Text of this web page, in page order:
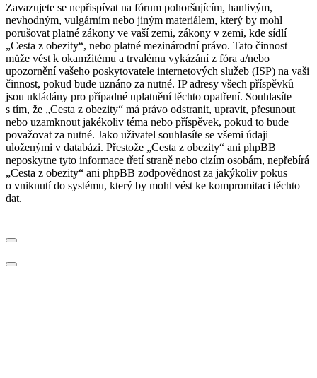
Zavazujete se nepřispívat na fórum pohoršujícím, hanlivým,
nevhodným, vulgárním nebo jiným materiálem, který by mohl
porušovat platné zákony ve vaší zemi, zákony v zemi, kde sídlí
„Cesta z obezity“, nebo platné mezinárodní právo. Tato činnost
může vést k okamžitému a trvalému vykázání z fóra a/nebo
upozornění vašeho poskytovatele internetových služeb (ISP) na vaši
činnost, pokud bude uznáno za nutné. IP adresy všech příspěvků
jsou ukládány pro případné uplatnění těchto opatření. Souhlasíte
s tím, že „Cesta z obezity“ má právo odstranit, upravit, přesunout
nebo uzamknout jakékoliv téma nebo příspěvek, pokud to bude
považovat za nutné. Jako uživatel souhlasíte se všemi údaji
uloženými v databázi. Přestože „Cesta z obezity“ ani phpBB
neposkytne tyto informace třetí straně nebo cizím osobám, nepřebírá
„Cesta z obezity“ ani phpBB zodpovědnost za jakýkoliv pokus
o vniknutí do systému, který by mohl vést ke kompromitaci těchto
dat.